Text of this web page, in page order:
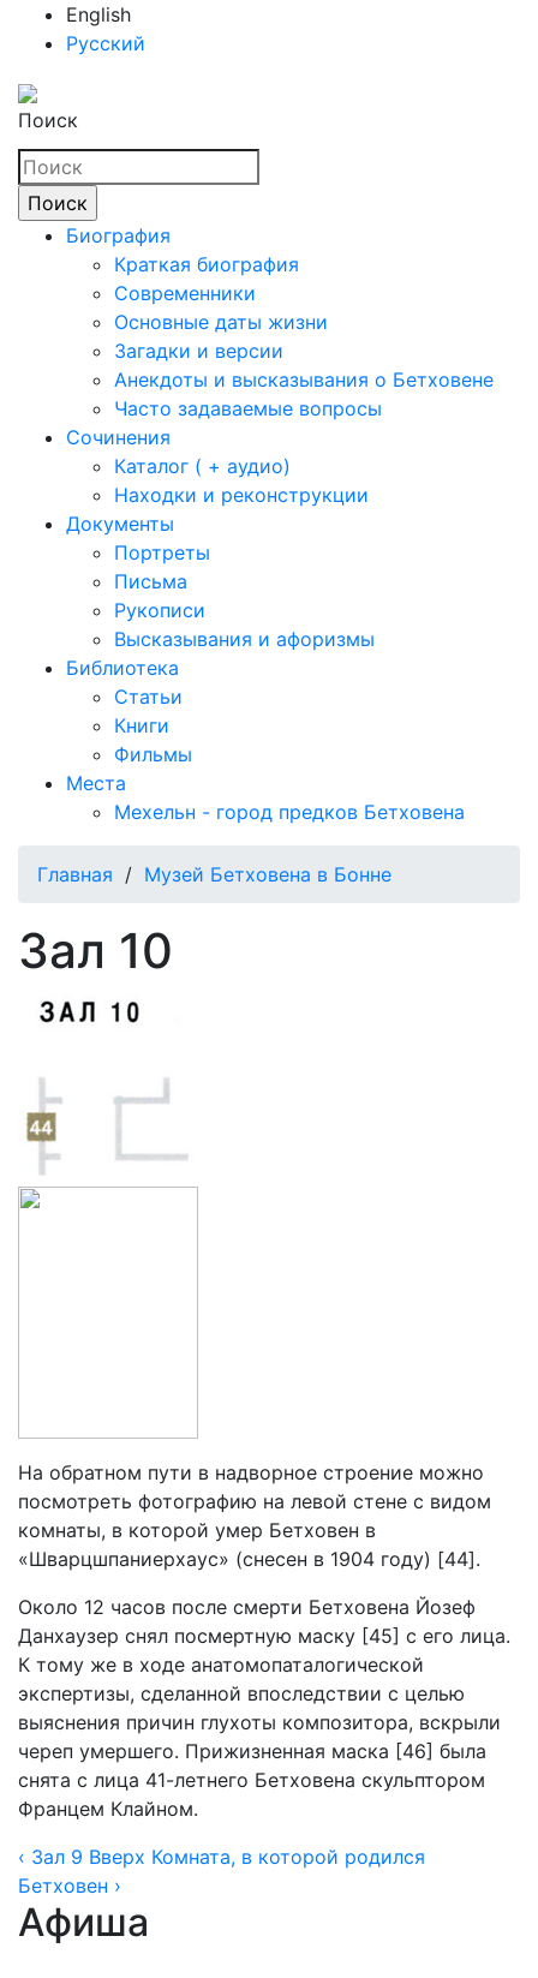
English
Русский
Поиск
Биография
Краткая биография
Современники
Основные даты жизни
Загадки и версии
Анекдоты и высказывания о Бетховене
Часто задаваемые вопросы
Сочинения
Каталог ( + аудио)
Находки и реконструкции
Документы
Портреты
Письма
Рукописи
Высказывания и афоризмы
Библиотека
Статьи
Книги
Фильмы
Места
Мехельн - город предков Бетховена
Главная / Музей Бетховена в Бонне
Зал 10
На обратном пути в надворное строение можно
посмотреть фотографию на левой стене с видом
комнаты, в которой умер Бетховен в
«Шварцшпаниерхаус» (снесен в 1904 году) [44].
Около 12 часов после смерти Бетховена Йозеф
Данхаузер снял посмертную маску [45] с его лица.
К тому же в ходе анатомопаталогической
экспертизы, сделанной впоследствии с целью
выяснения причин глухоты композитора, вскрыли
череп умершего. Прижизненная маска [46] была
снята с лица 41-летнего Бетховена скульптором
Францем Клайном.
‹ Зал 9 Вверх Комната, в которой родился
Бетховен ›
Афиша